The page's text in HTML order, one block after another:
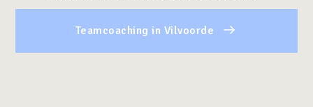
Teamcoaching in Vilvoorde